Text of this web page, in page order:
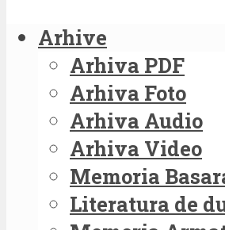
Arhive
Arhiva PDF
Arhiva Foto
Arhiva Audio
Arhiva Video
Memoria
Literatura de